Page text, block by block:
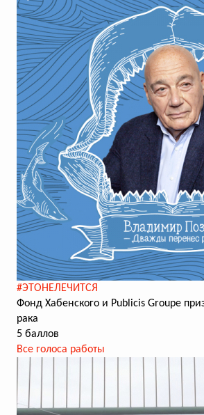
#ЭТОНЕЛЕЧИТСЯ
Фонд Хабенского и Publicis Groupe
рака
5 баллов
Все голоса работы